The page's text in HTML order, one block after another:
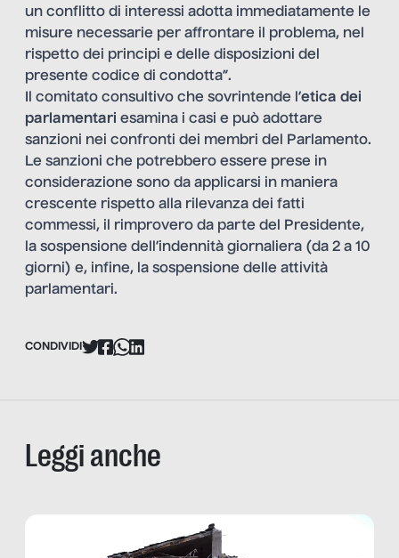
un conflitto di interessi adotta immediatamente le
misure necessarie per affrontare il problema, nel
rispetto dei principi e delle disposizioni del
presente codice di condotta”.
Il comitato consultivo che sovrintende l’etica dei
parlamentari esamina i casi e può adottare
sanzioni nei confronti dei membri del Parlamento.
Le sanzioni che potrebbero essere prese in
considerazione sono da applicarsi in maniera
crescente rispetto alla rilevanza dei fatti
commessi, il rimprovero da parte del Presidente,
la sospensione dell’indennità giornaliera (da 2 a 10
giorni) e, infine, la sospensione delle attività
parlamentari.
CONDIVIDI
Leggi anche